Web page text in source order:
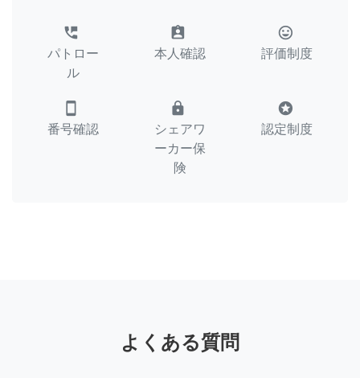
perm_phone_msg
パトロー
ル
assignment_ind
本人確認
tag_faces
評価制度
smartphone
番号確認
lock
シェアワ
ーカー保
険
stars
認定制度
よくある質問